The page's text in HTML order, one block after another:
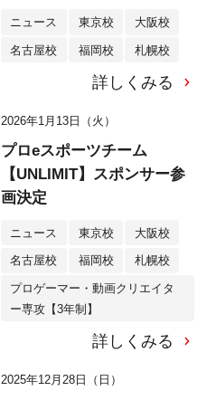
ニュース 東京校 大阪校
名古屋校 福岡校 札幌校
詳しくみる
2026年1月13日（火）
プロeスポーツチーム
【UNLIMIT】スポンサー参
画決定
ニュース 東京校 大阪校
名古屋校 福岡校 札幌校
プロゲーマー・動画クリエイタ
ー専攻【3年制】
詳しくみる
2025年12月28日（日）